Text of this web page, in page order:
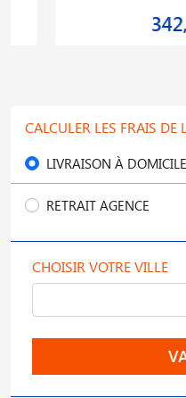
CALCULER LES FRAIS DE
LIVRAISON À DOMICILE
RETRAIT AGENCE
CHOISIR VOTRE VILLE